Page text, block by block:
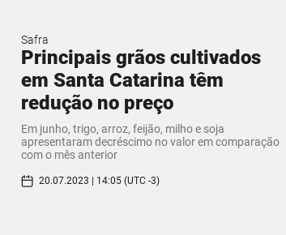
Safra
Principais grãos cultivados
em Santa Catarina têm
redução no preço
Em junho, trigo, arroz, feijão, milho e soja
apresentaram decréscimo no valor em comparação
com o mês anterior
20.07.2023 | 14:05 (UTC -3)